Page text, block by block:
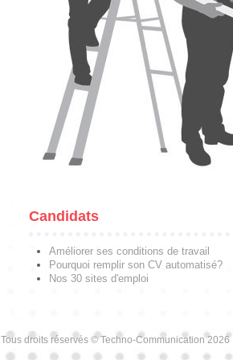
Candidats
Améliorer ses conditions de travail
Pourquoi remplir son CV automatisé?
Nos 30 sites d'emploi
Tous droits réservés © Techno-Communication 2026